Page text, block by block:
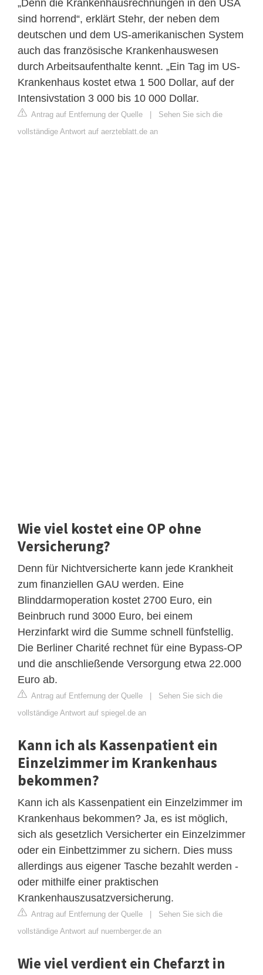
„Denn die Krankenhausrechnungen in den USA
sind horrend“, erklärt Stehr, der neben dem
deutschen und dem US-amerikanischen System
auch das französische Krankenhauswesen
durch Arbeitsaufenthalte kennt. „Ein Tag im US-
Krankenhaus kostet etwa 1 500 Dollar, auf der
Intensivstation 3 000 bis 10 000 Dollar.
Antrag auf Entfernung der Quelle | Sehen Sie sich die
vollständige Antwort auf aerzteblatt.de an
Wie viel kostet eine OP ohne
Versicherung?
Denn für Nichtversicherte kann jede Krankheit
zum finanziellen GAU werden. Eine
Blinddarmoperation kostet 2700 Euro, ein
Beinbruch rund 3000 Euro, bei einem
Herzinfarkt wird die Summe schnell fünfstellig.
Die Berliner Charité rechnet für eine Bypass-OP
und die anschließende Versorgung etwa 22.000
Euro ab.
Antrag auf Entfernung der Quelle | Sehen Sie sich die
vollständige Antwort auf spiegel.de an
Kann ich als Kassenpatient ein
Einzelzimmer im Krankenhaus
bekommen?
Kann ich als Kassenpatient ein Einzelzimmer im
Krankenhaus bekommen? Ja, es ist möglich,
sich als gesetzlich Versicherter ein Einzelzimmer
oder ein Einbettzimmer zu sichern. Dies muss
allerdings aus eigener Tasche bezahlt werden -
oder mithilfe einer praktischen
Krankenhauszusatzversicherung.
Antrag auf Entfernung der Quelle | Sehen Sie sich die
vollständige Antwort auf nuernberger.de an
Wie viel verdient ein Chefarzt in